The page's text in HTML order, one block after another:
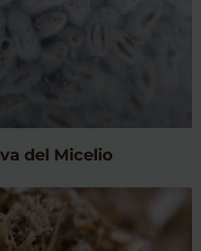
del Micelio